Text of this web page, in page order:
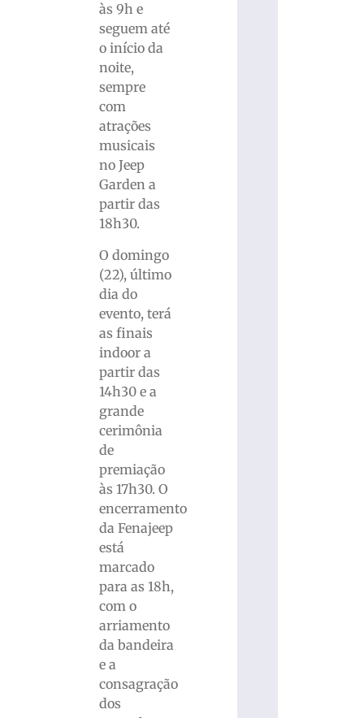
às 9h e
seguem até
o início da
noite,
sempre
com
atrações
musicais
no Jeep
Garden a
partir das
18h30.
O domingo
(22), último
dia do
evento, terá
as finais
indoor a
partir das
14h30 e a
grande
cerimônia
de
premiação
às 17h30. O
encerramento
da Fenajeep
está
marcado
para as 18h,
com o
arriamento
da bandeira
e a
consagração
dos